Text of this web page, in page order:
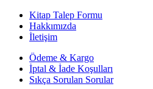
Kitap Talep Formu
Hakkımızda
İletişim
Ödeme & Kargo
İptal & İade Koşulları
Sıkça Sorulan Sorular